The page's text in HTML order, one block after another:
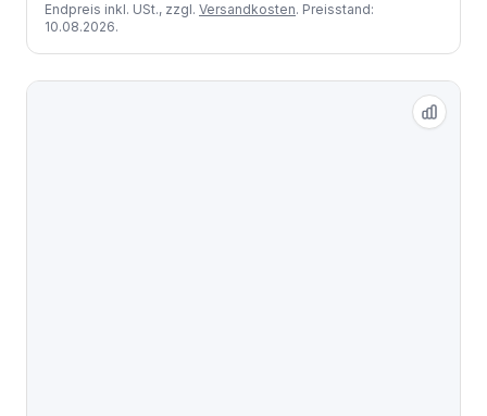
Endpreis inkl. USt., zzgl. Versandkosten. Preisstand:
10.08.2026.